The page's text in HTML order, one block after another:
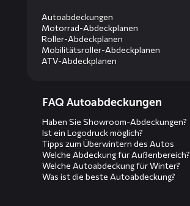
Autoabdeckungen
Motorrad-Abdeckplanen
Roller-Abdeckplanen
Mobilitätsroller-Abdeckplanen
ATV-Abdeckplanen
menusFAQ Autoabdeckungen
Haben Sie Showroom-Abdeckungen?
Ist ein Logodruck möglich?
Tipps zum Überwintern des Autos
Welche Abdeckung für Außenbereich?
Welche Autoabdeckung für Winter?
Was ist die beste Autoabdeckung?